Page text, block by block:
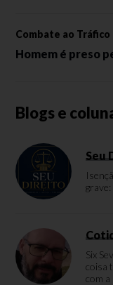
Combate ao Tráfico
Homem é preso
Blogs e
Seu
Six
coisa
com a